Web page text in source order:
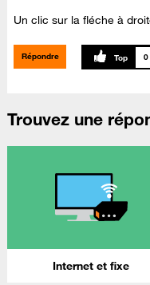
Un clic sur la fléche à
Répondre 0
Trouvez une
Internet et fixe